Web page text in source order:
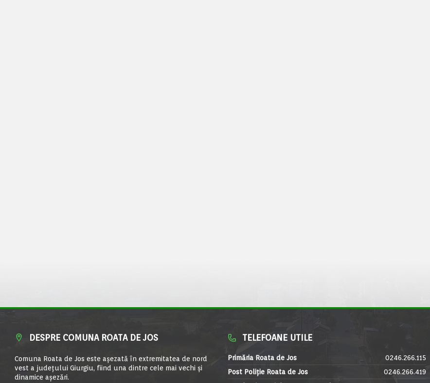
DESPRE COMUNA ROATA DE JOS
Comuna Roata de Jos este aşezată în extremitatea de nord
vest a judeţului Giurgiu, fiind una dintre cele mai vechi şi
dinamice aşezări.
TELEFOANE UTILE
Primăria Roata de Jos
0246.266.115
Post Poliție Roata de Jos
0246.266.419